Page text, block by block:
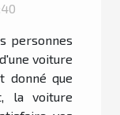
personnes
voiture
donné que
la voiture